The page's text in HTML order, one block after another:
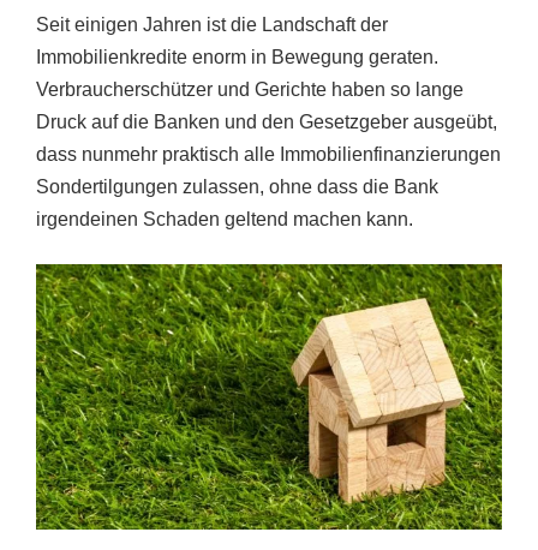
Seit einigen Jahren ist die Landschaft der
Immobilienkredite enorm in Bewegung geraten.
Verbraucherschützer und Gerichte haben so lange
Druck auf die Banken und den Gesetzgeber ausgeübt,
dass nunmehr praktisch alle Immobilienfinanzierungen
Sondertilgungen zulassen, ohne dass die Bank
irgendeinen Schaden geltend machen kann.